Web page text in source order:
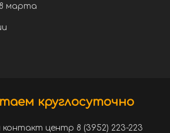
марта
круглосуточно
центр 8 (3952) 223-223